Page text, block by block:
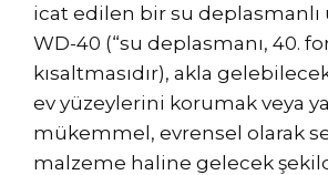
icat edilen bir su deplasmanlı
WD-40 (“su deplasmanı, 40.
kısaltmasıdır), akla
ev yüzeylerini korumak veya
mükemmel, evrensel olarak
malzeme haline gelecek